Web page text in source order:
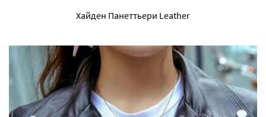
Хайден Панеттьери Leather